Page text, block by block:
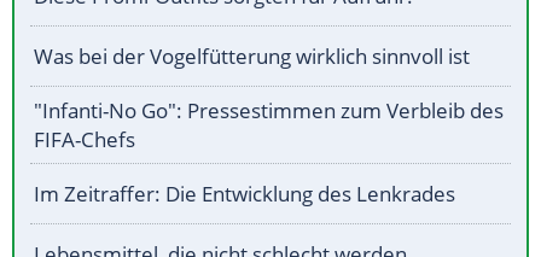
Was bei der Vogelfütterung wirklich sinnvoll ist
"Infanti-No Go": Pressestimmen zum Verbleib des
FIFA-Chefs
Im Zeitraffer: Die Entwicklung des Lenkrades